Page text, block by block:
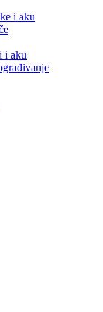
i aku
i aku